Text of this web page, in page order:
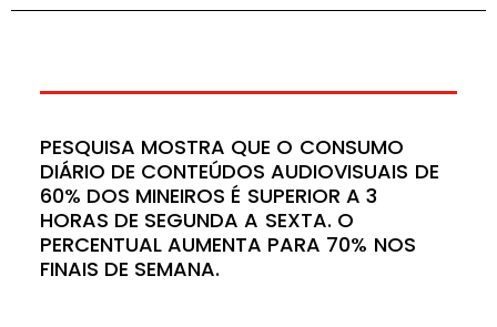
PESQUISA MOSTRA QUE O CONSUMO
DIÁRIO DE CONTEÚDOS AUDIOVISUAIS DE
60% DOS MINEIROS É SUPERIOR A 3
HORAS DE SEGUNDA A SEXTA. O
PERCENTUAL AUMENTA PARA 70% NOS
FINAIS DE SEMANA.